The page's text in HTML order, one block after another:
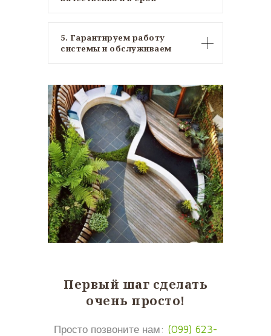
5. Гарантируем работу
системы и обслуживаем
Первый шаг сделать
очень просто!
Просто позвоните нам: (099) 623-